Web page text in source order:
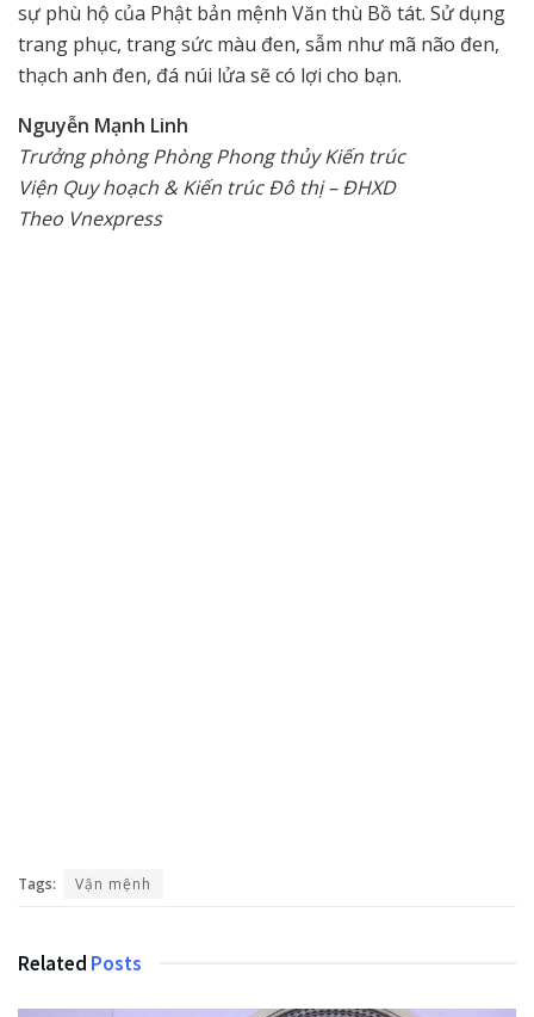
sự phù hộ của Phật bản mệnh Văn thù Bồ tát. Sử dụng
trang phục, trang sức màu đen, sẫm như mã não đen,
thạch anh đen, đá núi lửa sẽ có lợi cho bạn.
Nguyễn Mạnh Linh
Trưởng phòng Phòng Phong thủy Kiến trúc
Viện Quy hoạch & Kiến trúc Đô thị – ĐHXD
Theo Vnexpress
Tags: Vận mệnh
Related Posts